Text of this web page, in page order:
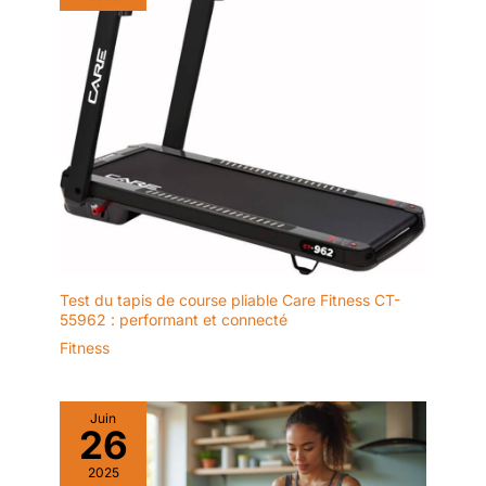
tapis de marche compact
indispensable. 【Facile à
ranger】: Grâce à ses roulettes
intégrées, vous pouvez le
déplacer sans effort vers le
bureau, la chambre ou toute
autre pièce. Son encombrement
réduit permet une installation
flexible, même dans un angle,
sans sacrifier d'espace.
Test du tapis de course pliable Care Fitness CT-
55962 : performant et connecté
Fitness
Juin
26
2025